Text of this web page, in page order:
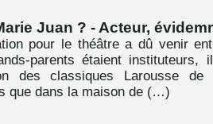
Juan ? - Acteur,
pour le théâtre a dû venir
parents étaient instituteurs,
des classiques Larousse
que dans la maison de (…)